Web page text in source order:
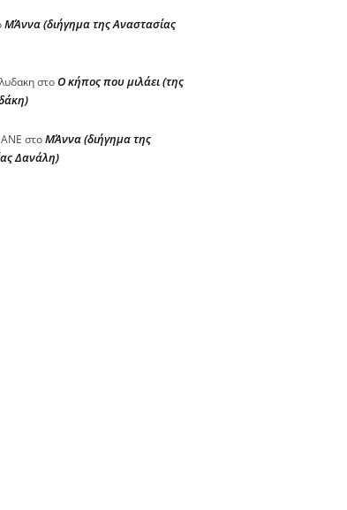
ΜΆννα (διήγημα της Αναστασίας
στοΟ κήπος που μιλάει (της
στοΜΆννα (διήγημα της
Δανάλη)